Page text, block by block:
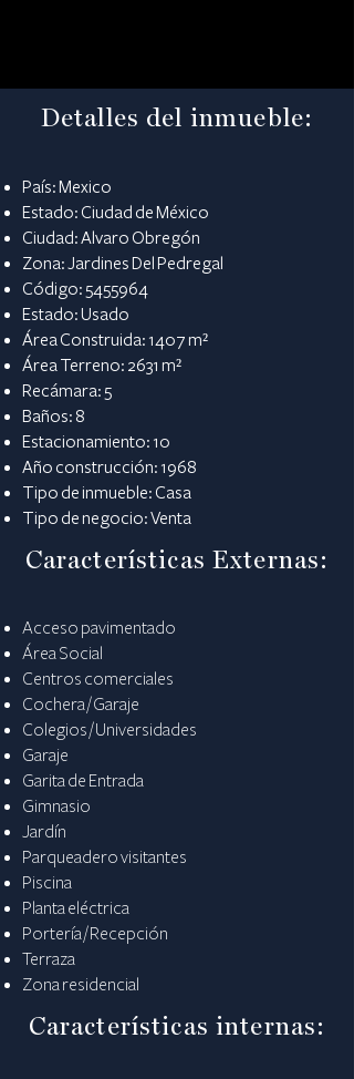
Detalles del inmueble:
País: Mexico
Estado: Ciudad de México
Ciudad: Alvaro Obregón
Zona: Jardines Del Pedregal
Código: 5455964
Estado: Usado
Área Construida: 1407 m²
Área Terreno: 2631 m²
Recámara: 5
Baños: 8
Estacionamiento: 10
Año construcción: 1968
Tipo de inmueble: Casa
Tipo de negocio: Venta
Características Externas:
Acceso pavimentado
Área Social
Centros comerciales
Cochera / Garaje
Colegios / Universidades
Garaje
Garita de Entrada
Gimnasio
Jardín
Parqueadero visitantes
Piscina
Planta eléctrica
Portería / Recepción
Terraza
Zona residencial
Características internas: